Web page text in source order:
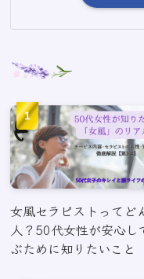
女風セラピストってど
人？50代女性が安心し
ぶために知りたいこと